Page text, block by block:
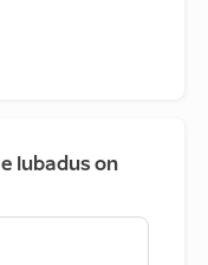
lubadus on